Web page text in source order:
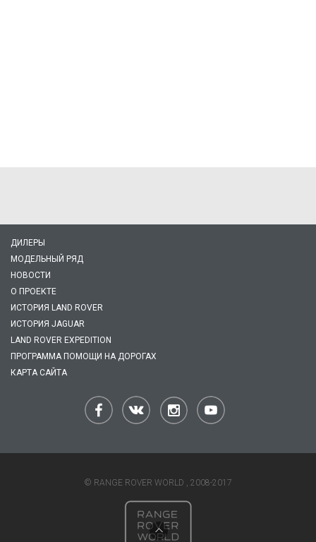
ДИЛЕРЫ
МОДЕЛЬНЫЙ РЯД
НОВОСТИ
О ПРОЕКТЕ
ИСТОРИЯ LAND ROVER
ИСТОРИЯ JAGUAR
LAND ROVER EXPEDITION
ПРОГРАММА ПОМОЩИ НА ДОРОГАХ
КАРТА САЙТА
© RANGE ROVER WORLD , 2008-2017